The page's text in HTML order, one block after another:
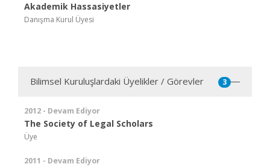
Akademik Hassasiyetler
Danışma Kurul Üyesi
Bilimsel Kuruluşlardaki Üyelikler / Görevler 3
2012 - Devam Ediyor
The Society of Legal Scholars
Üye
2011 - Devam Ediyor